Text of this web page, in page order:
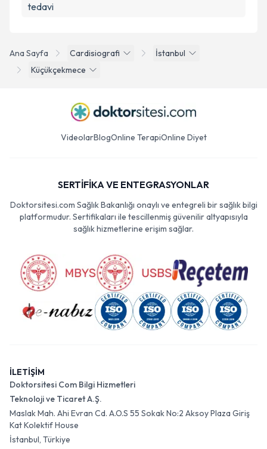
Ana Sayfa Cardisiografi
İstanbul
Küçükçekmece
tedavi
VideolarBlogOnline TerapiOnline Diyet
SERTİFİKA VE ENTEGRASYONLAR
Doktorsitesi.com Sağlık Bakanlığı onaylı ve entegreli bir sağlık bilgi
platformudur. Sertifikaları ile tescillenmiş güvenilir altyapısıyla
sağlık hizmetlerine erişim sağlar.
İLETİŞİM
Doktorsitesi Com Bilgi Hizmetleri
Teknoloji ve Ticaret A.Ş.
Maslak Mah. Ahi Evran Cd. A.O.S 55 Sokak No:2 Aksoy Plaza Giriş
Kat Kolektif House
İstanbul, Türkiye